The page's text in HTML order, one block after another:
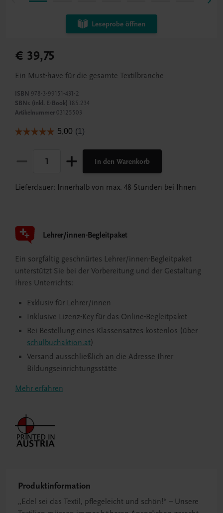
Leseprobe öffnen
€ 39,75
Ein Must-have für die gesamte Textilbranche
ISBN 978-3-99151-431-2
SBNr. (inkl. E-Book) 185.234
Artikelnummer 03125503
In den Warenkorb
Lieferdauer: Innerhalb von max. 48 Stunden bei Ihnen
Lehrer/innen-Begleitpaket
Ein sorgfältig geschnürtes Lehrer/innen-Begleitpaket
unterstützt Sie bei der Vorbereitung und der Gestaltung
Ihres Unterrichts:
Exklusiv für Lehrer/innen
Inklusive Lizenz-Key für das Online-Begleitpaket
Bei Bestellung eines Klassensatzes kostenlos (über
schulbuchaktion.at)
Versand ausschließlich an die Adresse Ihrer
Bildungseinrichtungsstätte
Mehr erfahren
Produktinformation
„Edel sei das Textil, pflegeleicht und schön!“ – Unsere